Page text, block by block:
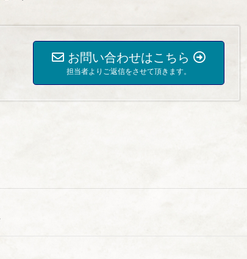
お問い合わせはこちら
担当者よりご返信をさせて頂きます。